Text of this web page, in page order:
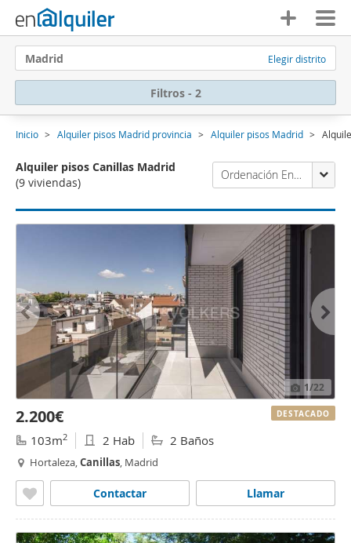
Madrid Elegir distrito
Filtros - 2
Inicio Alquiler pisos Madrid provincia Alquiler pisos Madrid
Alquiler pisos Canillas Madrid
(9 viviendas)
Ordenación Enalquiler
1/22
2.200€
103m2 2 Hab 2 Baños
Hortaleza,Canillas, Madrid
Llamar
Contactar
DESTACADO